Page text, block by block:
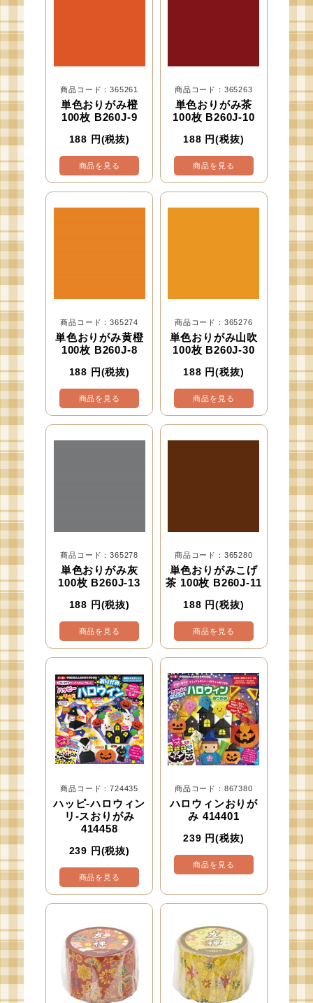
商品コード：365261
単色おりがみ橙
100枚 B260J-9
188 円(税抜)
商品を見る
商品コード：365263
単色おりがみ茶
100枚 B260J-10
188 円(税抜)
商品を見る
商品コード：365274
単色おりがみ黄橙
100枚 B260J-8
188 円(税抜)
商品を見る
商品コード：365276
単色おりがみ山吹
100枚 B260J-30
188 円(税抜)
商品を見る
商品コード：365278
単色おりがみ灰
100枚 B260J-13
188 円(税抜)
商品を見る
商品コード：365280
単色おりがみこげ
茶 100枚 B260J-11
188 円(税抜)
商品を見る
商品コード：724435
ハッピ-ハロウィン
リ-スおりがみ
414458
239 円(税抜)
商品を見る
商品コード：867380
ハロウィンおりが
み 414401
239 円(税抜)
商品を見る